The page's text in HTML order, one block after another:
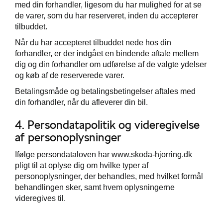
med din forhandler, ligesom du har mulighed for at se
de varer, som du har reserveret, inden du accepterer
tilbuddet.
Når du har accepteret tilbuddet nede hos din
forhandler, er der indgået en bindende aftale mellem
dig og din forhandler om udførelse af de valgte ydelser
og køb af de reserverede varer.
Betalingsmåde og betalingsbetingelser aftales med
din forhandler, når du afleverer din bil.
4. Persondatapolitik og videregivelse
af personoplysninger
Ifølge persondataloven har www.skoda-hjorring.dk
pligt til at oplyse dig om hvilke typer af
personoplysninger, der behandles, med hvilket formål
behandlingen sker, samt hvem oplysningerne
videregives til.